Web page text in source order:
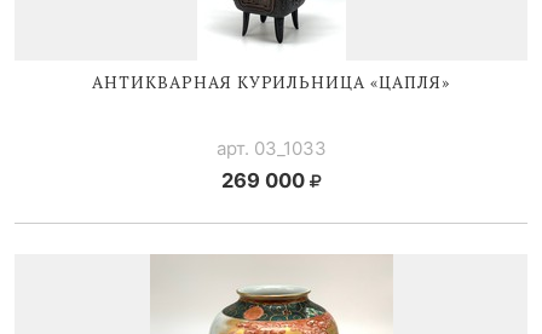
АНТИКВАРНАЯ КУРИЛЬНИЦА «ЦАПЛЯ»
арт. 03_1033
269 000